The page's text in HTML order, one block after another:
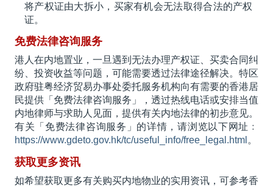
将产权证由大拆小，买家有机会无法取得合法的产权
证。
免费法律咨询服务
港人在内地置业，一旦遇到无法办理产权证、买卖合同纠
纷、投资收益等问题，可能需要透过法律途径解决。特区
政府驻粤经济贸易办事处委托服务机构向有需要的香港居
民提供「免费法律咨询服务」，透过热线电话或安排当值
内地律师与求助人见面，提供有关内地法律的初步意见。
有关「免费法律咨询服务」的详情，请浏览以下网址﹕
https://www.gdeto.gov.hk/tc/useful_info/free_legal.html 。
获取更多资讯
如希望获取更多有关购买内地物业的实用资讯，可参考香